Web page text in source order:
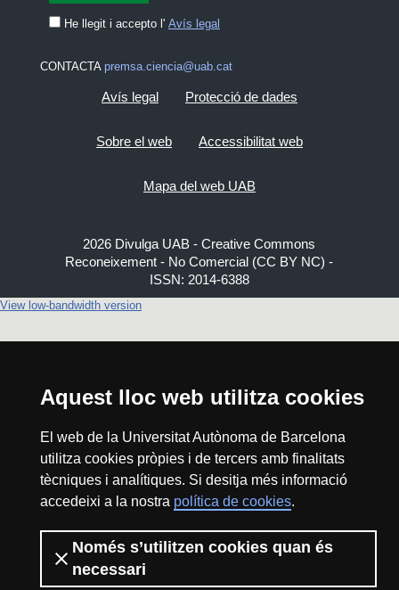
Aquest lloc web utilitza cookies
El web de la Universitat Autònoma de Barcelona
utilitza cookies pròpies i de tercers amb finalitats
tècniques i analítiques. Si desitja més informació
accedeixi a la nostra política de cookies.
Només s’utilitzen cookies quan és
necessari
He llegit i accepto l' Avís legal
CONTACTA premsa.ciencia@uab.cat
Avís legal Protecció de dades
Sobre el web Accessibilitat web
Mapa del web UAB
2026 Divulga UAB - Creative Commons
Reconeixement - No Comercial (CC BY NC) -
ISSN: 2014-6388
View low-bandwidth version